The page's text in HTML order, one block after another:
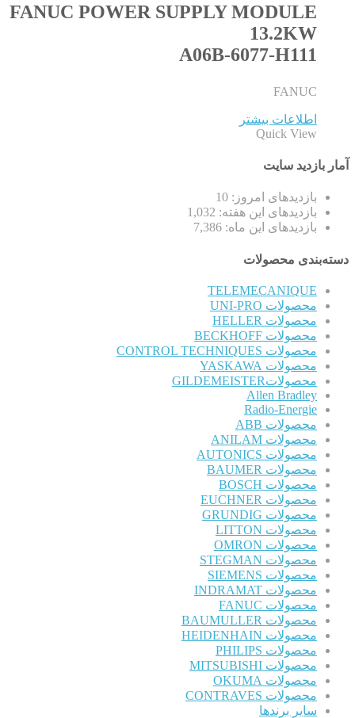
FANUC POWER SUPPLY MODULE
13.2KW
A06B-6077-H111
FANUC
اطلاعات بیشتر
Quick View
آمار بازدید سایت
بازدیدهای امروز: 10
بازدیدهای این هفته: 1,032
بازدیدهای این ماه: 7,386
دسته‌بندی محصولات
TELEMECANIQUE
محصولات UNI-PRO
محصولات HELLER
محصولات BECKHOFF
محصولات CONTROL TECHNIQUES
محصولات YASKAWA
محصولاتGILDEMEISTER
Allen Bradley
Radio-Energie
محصولات ABB
محصولات ANILAM
محصولات AUTONICS
محصولات BAUMER
محصولات BOSCH
محصولات EUCHNER
محصولات GRUNDIG
محصولات LITTON
محصولات OMRON
محصولات STEGMAN
محصولات SIEMENS
محصولات INDRAMAT
محصولات FANUC
محصولات BAUMULLER
محصولات HEIDENHAIN
محصولات PHILIPS
محصولات MITSUBISHI
محصولات OKUMA
محصولات CONTRAVES
سایر برندها